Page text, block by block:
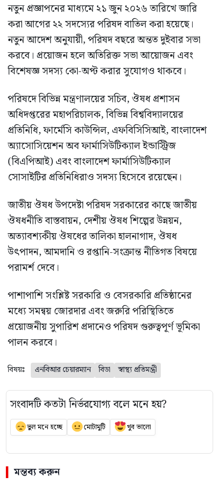
নতুন প্রজ্ঞাপনের মাধ্যমে ২১ জুন ২০২৬ তারিখে জারি
করা আগের ২২ সদস্যের পরিষদ বাতিল করা হয়েছে।
নতুন আদেশ অনুযায়ী, পরিষদ বছরে অন্তত দুইবার সভা
করবে। প্রয়োজন হলে অতিরিক্ত সভা আয়োজন এবং
বিশেষজ্ঞ সদস্য কো-অপ্ট করার সুযোগও থাকবে।
পরিষদে বিভিন্ন মন্ত্রণালয়ের সচিব, ঔষধ প্রশাসন
অধিদপ্তরের মহাপরিচালক, বিভিন্ন বিশ্ববিদ্যালয়ের
প্রতিনিধি, ফার্মেসি কাউন্সিল, এফবিসিসিআই, বাংলাদেশ
অ্যাসোসিয়েশন অব ফার্মাসিউটিক্যাল ইন্ডাস্ট্রিজ
(বিএপিআই) এবং বাংলাদেশ ফার্মাসিউটিক্যাল
সোসাইটির প্রতিনিধিরাও সদস্য হিসেবে রয়েছেন।
জাতীয় ঔষধ উপদেষ্টা পরিষদ সরকারের কাছে জাতীয়
ঔষধনীতি বাস্তবায়ন, দেশীয় ঔষধ শিল্পের উন্নয়ন,
অত্যাবশ্যকীয় ঔষধের তালিকা হালনাগাদ, ঔষধ
উৎপাদন, আমদানি ও রপ্তানি-সংক্রান্ত নীতিগত বিষয়ে
পরামর্শ দেবে।
পাশাপাশি সংশ্লিষ্ট সরকারি ও বেসরকারি প্রতিষ্ঠানের
মধ্যে সমন্বয় জোরদার এবং জরুরি পরিস্থিতিতে
প্রয়োজনীয় সুপারিশ প্রদানেও পরিষদ গুরুত্বপূর্ণ ভূমিকা
পালন করবে।
বিষয়ঃ এনবিআর চেয়ারম্যান বিডা স্বাস্থ্য প্রতিমন্ত্রী
সংবাদটি কতটা নির্ভরযোগ্য বলে মনে হয়?
ভুল মনে হচ্ছে মোটামুটি খুব ভালো
মন্তব্য করুন